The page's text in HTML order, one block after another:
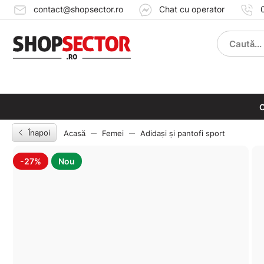
contact@shopsector.ro Chat cu operator
Înapoi Acasă Femei Adidași și pantofi sport
-27% Nou